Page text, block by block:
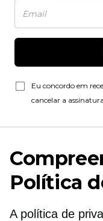
Eu concordo em
cancelar a
Política
A política de